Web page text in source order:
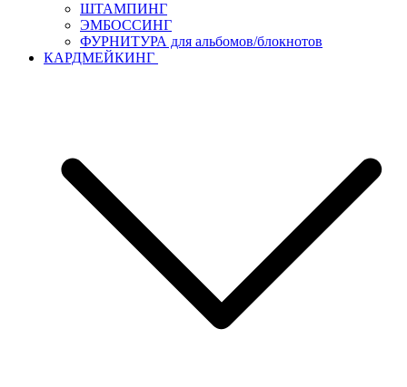
ШТАМПИНГ
ЭМБОССИНГ
ФУРНИТУРА для альбомов/блокнотов
КАРДМЕЙКИНГ